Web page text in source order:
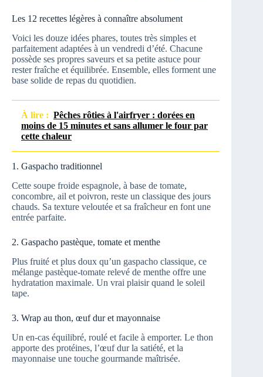
Les 12 recettes légères à connaître absolument
Voici les douze idées phares, toutes très simples et
parfaitement adaptées à un vendredi d’été. Chacune
possède ses propres saveurs et sa petite astuce pour
rester fraîche et équilibrée. Ensemble, elles forment une
base solide de repas du quotidien.
À lire : Pêches rôties à l'airfryer : dorées en
moins de 15 minutes et sans allumer le four par
cette chaleur
1. Gaspacho traditionnel
Cette soupe froide espagnole, à base de tomate,
concombre, ail et poivron, reste un classique des jours
chauds. Sa texture veloutée et sa fraîcheur en font une
entrée parfaite.
2. Gaspacho pastèque, tomate et menthe
Plus fruité et plus doux qu’un gaspacho classique, ce
mélange pastèque-tomate relevé de menthe offre une
hydratation maximale. Un vrai plaisir quand le soleil
tape.
3. Wrap au thon, œuf dur et mayonnaise
Un en-cas équilibré, roulé et facile à emporter. Le thon
apporte des protéines, l’œuf dur la satiété, et la
mayonnaise une touche gourmande maîtrisée.